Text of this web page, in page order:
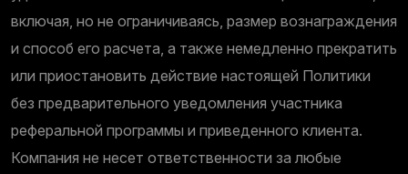
включая, но не ограничиваясь, размер вознаграждения
и способ его расчета, а также немедленно прекратить
или приостановить действие настоящей Политики
без предварительного уведомления участника
реферальной программы и приведенного клиента.
Компания не несет ответственности за любые